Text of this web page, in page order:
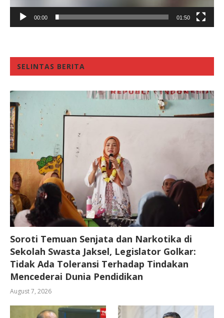
00:00 01:50
SELINTAS BERITA
Soroti Temuan Senjata dan Narkotika di
Sekolah Swasta Jaksel, Legislator Golkar:
Tidak Ada Toleransi Terhadap Tindakan
Mencederai Dunia Pendidikan
August 7, 2026